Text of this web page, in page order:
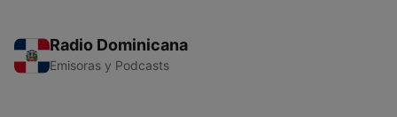
Radio Dominicana
Emisoras y Podcasts